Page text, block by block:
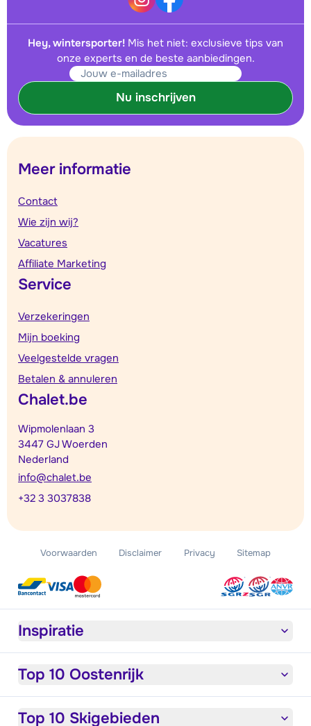
Hey, wintersporter! Mis het niet: exclusieve tips van
onze experts en de beste aanbiedingen.
Nu inschrijven
Meer informatie
Contact
Wie zijn wij?
Vacatures
Affiliate Marketing
Service
Verzekeringen
Mijn boeking
Veelgestelde vragen
Betalen & annuleren
Chalet.be
Wipmolenlaan 3
3447 GJ Woerden
Nederland
info@chalet.be
+32 3 3037838
Voorwaarden Disclaimer Privacy Sitemap
Inspiratie
Top 10 Oostenrijk
Top 10 Skigebieden